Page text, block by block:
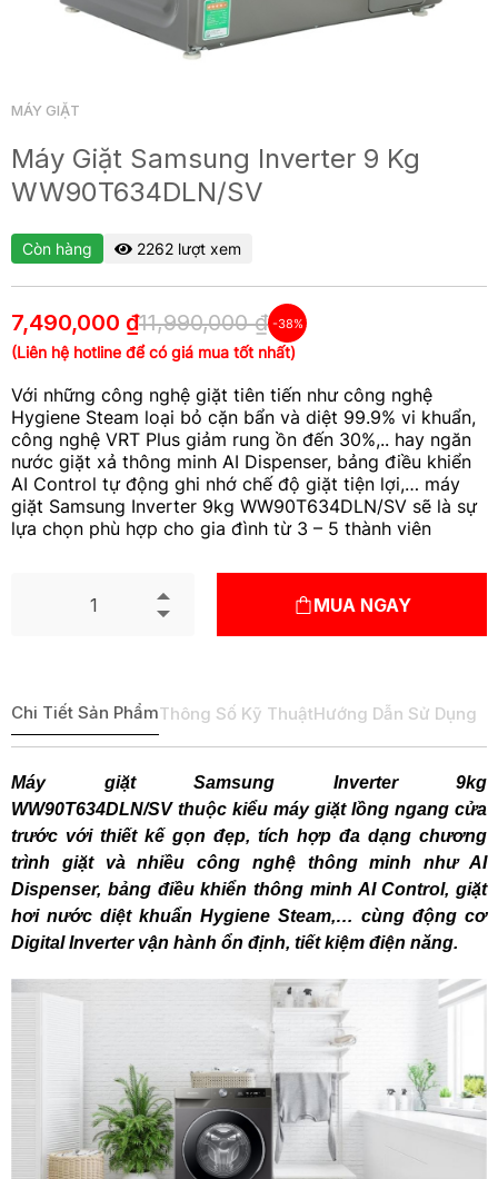
MÁY GIẶT
Máy Giặt Samsung Inverter 9 Kg
WW90T634DLN/SV
Còn hàng 2262 lượt xem
7,490,000 ₫11,990,000 ₫ -38%
(Liên hệ hotline để có giá mua tốt nhất)
Với những công nghệ giặt tiên tiến như công nghệ
Hygiene Steam loại bỏ cặn bẩn và diệt 99.9% vi khuẩn,
công nghệ VRT Plus giảm rung ồn đến 30%,.. hay ngăn
nước giặt xả thông minh AI Dispenser, bảng điều khiển
AI Control tự động ghi nhớ chế độ giặt tiện lợi,… máy
giặt Samsung Inverter 9kg WW90T634DLN/SV sẽ là sự
lựa chọn phù hợp cho gia đình từ 3 – 5 thành viên
MUA NGAY
Chi Tiết Sản PhẩmThông Số Kỹ ThuậtHướng Dẫn Sử Dụng
Máy giặt Samsung Inverter 9kg
WW90T634DLN/SV thuộc kiểu máy giặt lồng ngang cửa
trước với thiết kế gọn đẹp, tích hợp đa dạng chương
trình giặt và nhiều công nghệ thông minh như AI
Dispenser, bảng điều khiển thông minh AI Control, giặt
hơi nước diệt khuẩn Hygiene Steam,… cùng động cơ
Digital Inverter vận hành ổn định, tiết kiệm điện năng.